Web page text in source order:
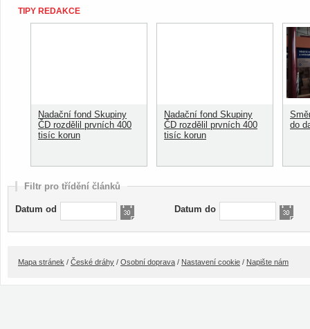
TIPY REDAKCE
Nadační fond Skupiny
ČD rozdělil prvních 400
tisíc korun
Nadační fond Skupiny
ČD rozdělil prvních 400
tisíc korun
do
Filtr pro třídění článků
Datum od Datum do
Mapa stránek / České dráhy / Osobní doprava / Nastavení cookie / Napište nám